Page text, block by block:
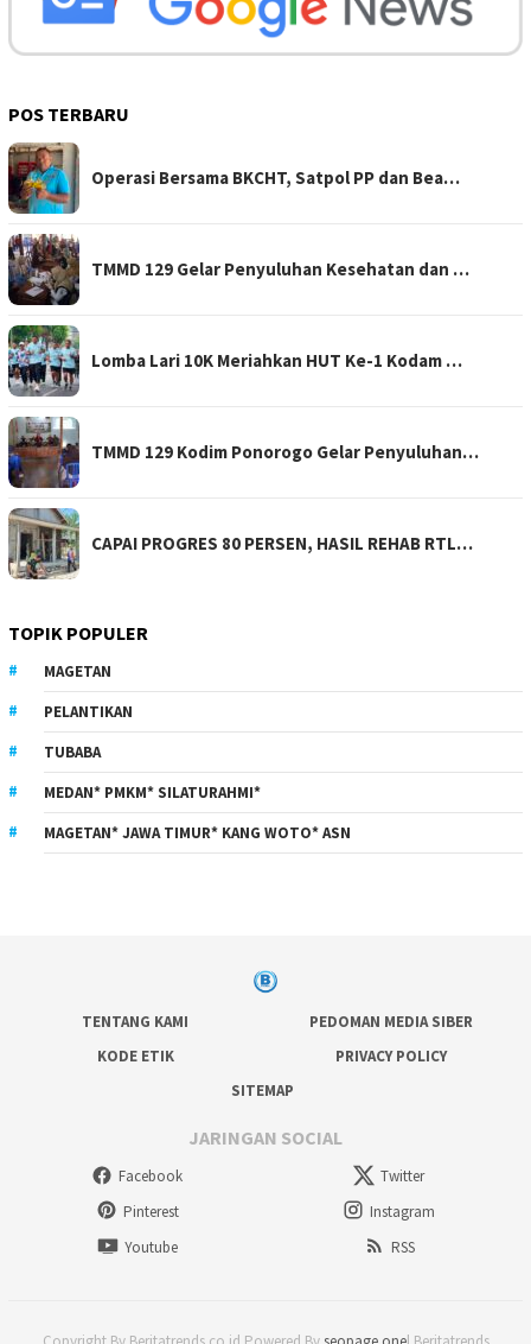
POS TERBARU
Operasi Bersama BKCHT, Satpol PP dan Bea…
TMMD 129 Gelar Penyuluhan Kesehatan dan …
Lomba Lari 10K Meriahkan HUT Ke-1 Kodam …
TMMD 129 Kodim Ponorogo Gelar Penyuluhan…
CAPAI PROGRES 80 PERSEN, HASIL REHAB RTL…
TOPIK POPULER
MAGETAN
PELANTIKAN
TUBABA
MEDAN* PMKM* SILATURAHMI*
MAGETAN* JAWA TIMUR* KANG WOTO* ASN
TENTANG KAMI
PEDOMAN MEDIA SIBER
KODE ETIK
PRIVACY POLICY
SITEMAP
JARINGAN SOCIAL
Facebook
Twitter
Pinterest
Instagram
Youtube
RSS